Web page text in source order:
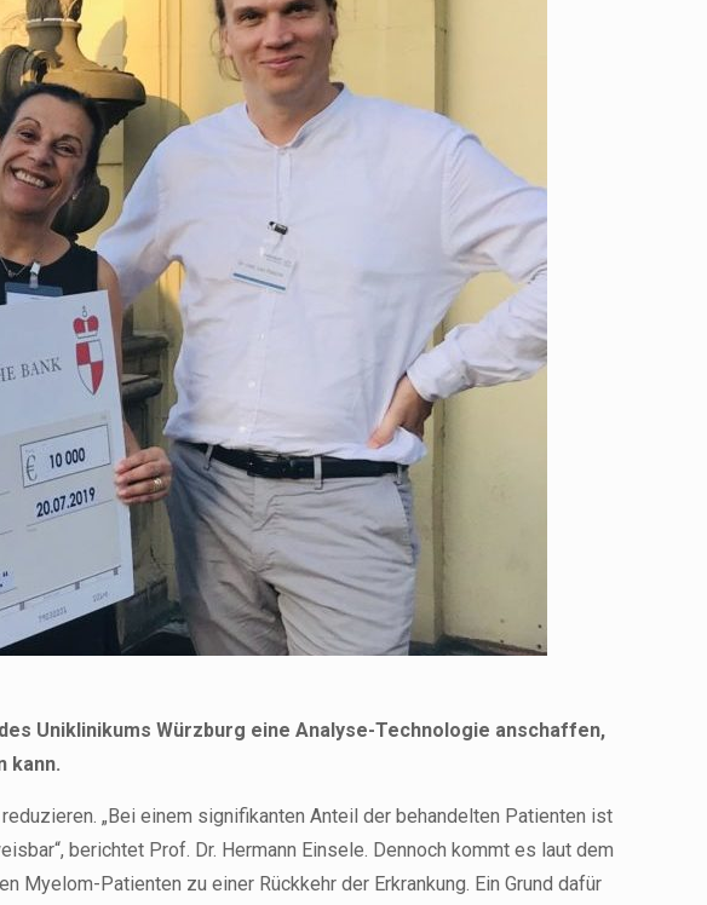
Uniklinikums Würzburg eine Analyse-Technologie anschaffen,
kann.
„Bei einem signifikanten Anteil der behandelten Patienten ist
berichtet Prof. Dr. Hermann Einsele. Dennoch kommt es laut dem
Patienten zu einer Rückkehr der Erkrankung. Ein Grund dafür